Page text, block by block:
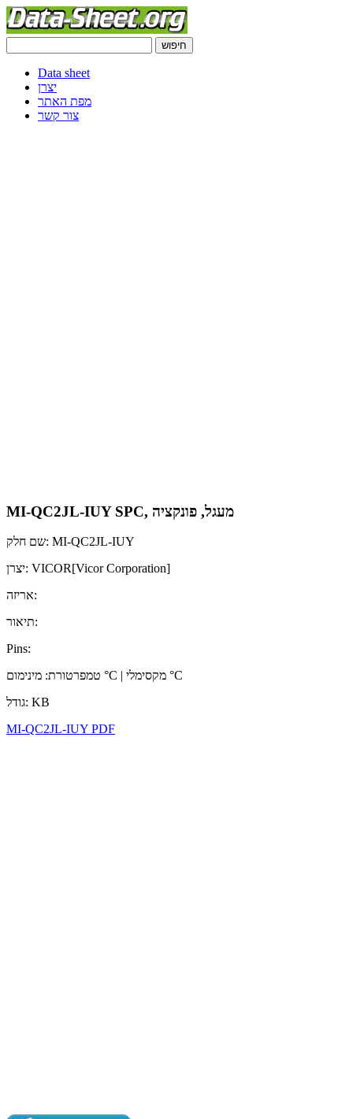
Data sheet
יצרן
מפת האתר
צור קשר
MI-QC2JL-IUY SPC, מעגל, פונקציה
שם חלק: MI-QC2JL-IUY
יצרן: VICOR[Vicor Corporation]
אריזה:
תיאור:
Pins:
טמפרטורת: מינימום °C | מקסימלי °C
גודל: KB
MI-QC2JL-IUY PDF